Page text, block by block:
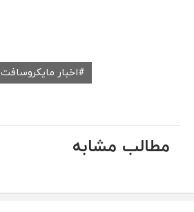
اخبار مایکروسافت
مطالب مشابه